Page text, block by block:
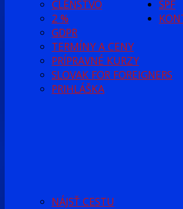
ČLENSTVO
2 %
GDPR
TERMÍNY A CENY
PRÍPRAVNÉ KURZY
SLOVAK FOR FOREIGNERS
PRIHLÁŠKA
SPF
NÁJSŤ CESTU